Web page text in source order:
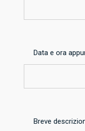
Data e ora
Breve